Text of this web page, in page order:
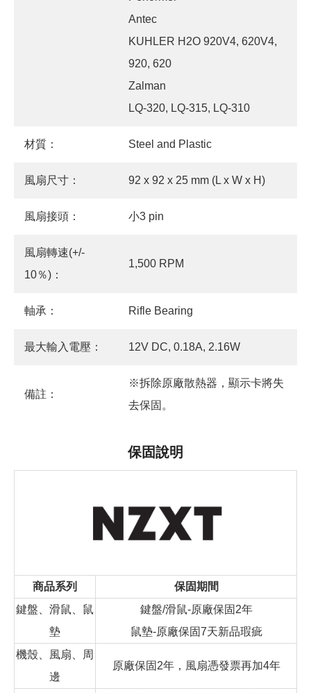
Antec
KUHLER H2O 920V4, 620V4,
920, 620
Zalman
LQ-320, LQ-315, LQ-310
材質： Steel and Plastic
風扇尺寸： 92 x 92 x 25 mm (L x W x H)
風扇接頭： 小3 pin
風扇轉速(+/-
10％)：
1,500 RPM
軸承： Rifle Bearing
最大輸入電壓： 12V DC, 0.18A, 2.16W
備註：
※拆除原廠散熱器，顯示卡將失
去保固。
保固說明
商品系列
保固期間
鍵盤、滑鼠、鼠
墊
鍵盤/滑鼠-原廠保固2年
鼠墊-原廠保固7天新品瑕疵
機殼、風扇、周
邊
原廠保固2年，風扇憑發票再加4年